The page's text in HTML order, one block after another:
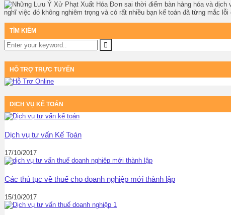
nghĩ việc đó không nghiêm trọng và có rất nhiều bạn kế toán đã từng mắc
TÌM KIẾM
HỖ TRỢ TRỰC TUYẾN
DỊCH VỤ KẾ TOÁN
Dịch vụ tư vấn Kế Toán
17/10/2017
Các thủ tục về thuế cho doanh nghiệp mới thành lập
15/10/2017